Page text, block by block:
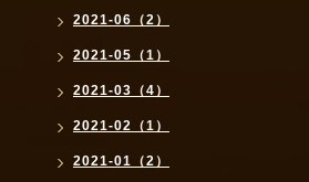
2021-06（2）
2021-05（1）
2021-03（4）
2021-02（1）
2021-01（2）